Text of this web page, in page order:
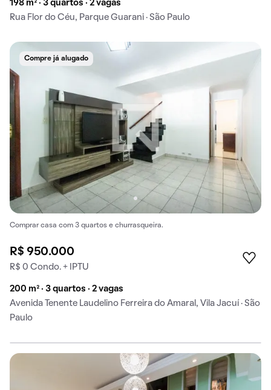
198 m² · 3 quartos · 2 vagas
Rua Flor do Céu, Parque Guarani · São Paulo
Compre já alugado
Comprar casa com 3 quartos e churrasqueira.
R$ 950.000
R$ 0 Condo. + IPTU
200 m² · 3 quartos · 2 vagas
Avenida Tenente Laudelino Ferreira do Amaral, Vila Jacuí · São
Paulo